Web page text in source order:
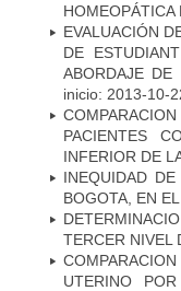
EVALUACIÓN
DE
ABORDAJE
inicio: 2013-10-
PACIENTES
INFERIOR DE
INEQUIDAD
BOGOTA, EN
TERCER NIVEL
UTERINO